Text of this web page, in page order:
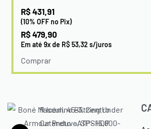
R$ 431,91
(10% OFF no Pix)
R$ 479,90
Em até 9x de R$53,32 s/juros
Comprar
R Icém, 45-3, Centro
Catanduva, SP - 15.800-